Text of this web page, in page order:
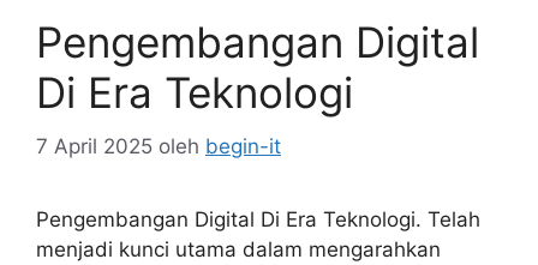
Pengembangan Digital
Di Era Teknologi
7 April 2025 oleh begin-it
Pengembangan Digital Di Era Teknologi. Telah
menjadi kunci utama dalam mengarahkan